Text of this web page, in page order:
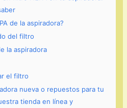
de la aspiradora?
del filtro
la aspiradora
el filtro
nueva o repuestos para tu
tienda en línea y